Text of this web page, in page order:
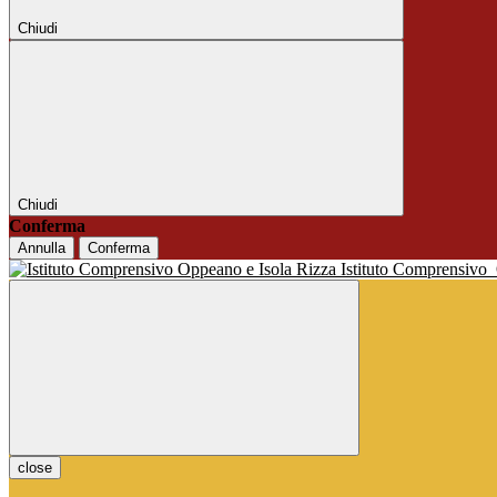
Chiudi
Chiudi
Conferma
Annulla Conferma
Istituto Comprensivo
close